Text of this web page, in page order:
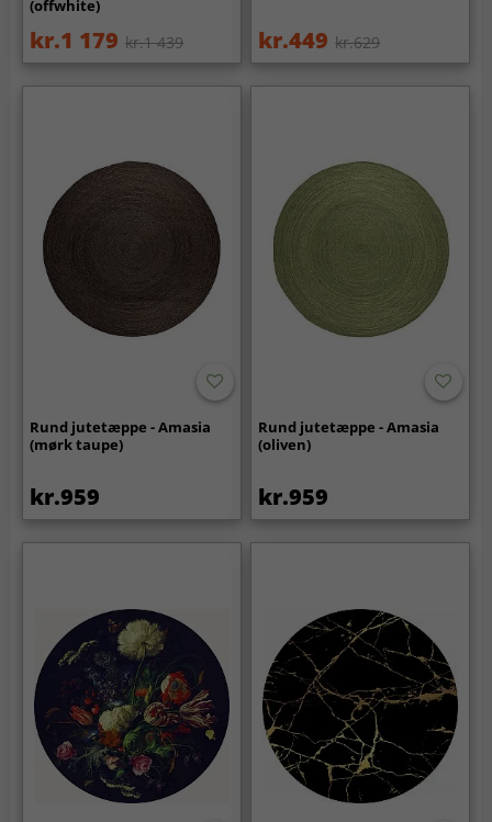
(offwhite)
kr.1 179 kr.1 439 kr.449 kr.629
Rund jutetæppe - Amasia
(mørk taupe)
kr.959
Rund jutetæppe - Amasia
(oliven)
kr.959